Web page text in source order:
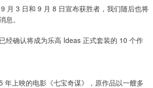
月 3 日和 9 月 8 日宣布获胜者，我们随后也将
息。
经确认将成为乐高 Ideas 正式套装的 10 个作
年上映的电影《七宝奇谋》，原作品以一艘多